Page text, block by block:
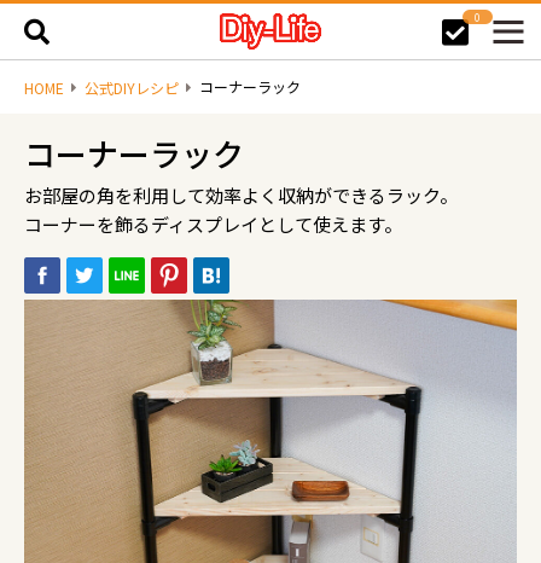
0
HOME 公式DIYレシピ コーナーラック
コーナーラック
お部屋の角を利用して効率よく収納ができるラック。
コーナーを飾るディスプレイとして使えます。